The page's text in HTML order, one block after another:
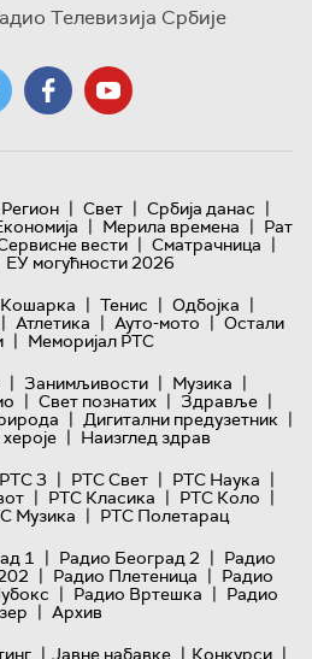
Телевизија Србије
Регион | Свет | Србија данас |
| Мерила времена | Рат
вести | Сматрачница |
ЕУ могућности 2026
Кошарка | Тенис | Одбојка |
| Атлетика | Ауто-мото | Остали
| Меморијал РТС
| Занимљивости | Музика |
| Свет познатих | Здравље |
| Дигитални предузетник |
| Наизглед здрав
РТС 3 | РТС Свет | РТС Наука |
| РТС Класика | РТС Коло |
Музика | РТС Полетарац
1 | Радио Београд 2 | Радио
| Радио Плетеница | Радио
| Радио Вртешка | Радио
| Архив
| Јавне набавке | Конкурси |